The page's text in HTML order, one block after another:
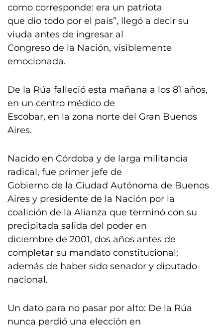
como corresponde: era un patriota
que dio todo por el país”, llegó a decir su
viuda antes de ingresar al
Congreso de la Nación, visiblemente
emocionada.
De la Rúa falleció esta mañana a los 81 años,
en un centro médico de
Escobar, en la zona norte del Gran Buenos
Aires.
Nacido en Córdoba y de larga militancia
radical, fue primer jefe de
Gobierno de la Ciudad Autónoma de Buenos
Aires y presidente de la Nación por la
coalición de la Alianza que terminó con su
precipitada salida del poder en
diciembre de 2001, dos años antes de
completar su mandato constitucional;
además de haber sido senador y diputado
nacional.
Un dato para no pasar por alto: De la Rúa
nunca perdió una elección en